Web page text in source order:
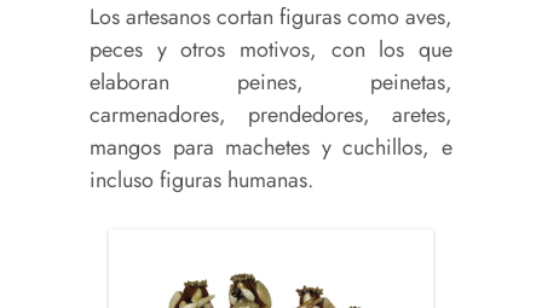
Los artesanos cortan figuras como aves,
peces y otros motivos, con los que
elaboran peines, peinetas,
carmenadores, prendedores, aretes,
mangos para machetes y cuchillos, e
incluso figuras humanas.